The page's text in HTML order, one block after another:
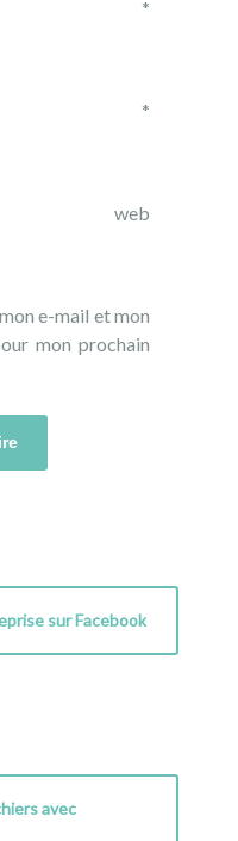
*
*
e-mail et mon
mon prochain
sur Facebook
avec